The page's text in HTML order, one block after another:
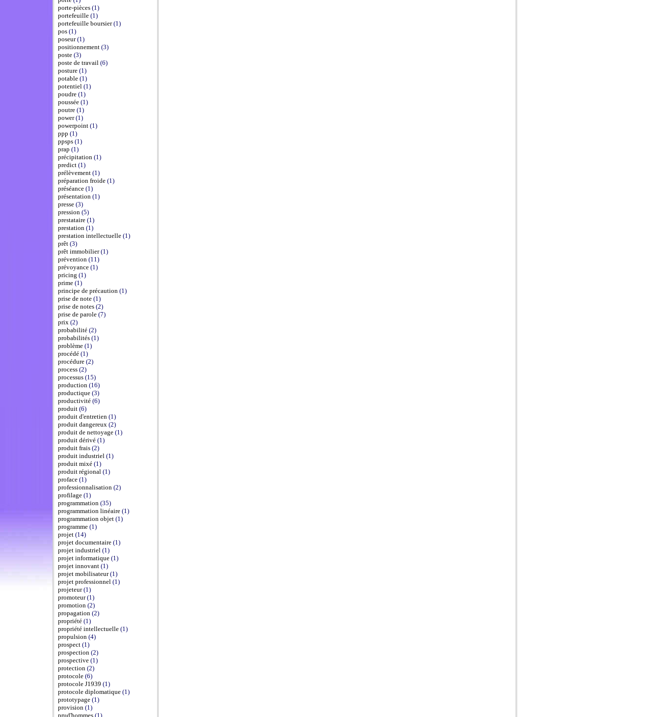
porte-pièces (1)
portefeuille (1)
portefeuille boursier(1)
pos (1)
poseur(1)
positionnement (3)
poste (3)
poste de travail (6)
posture (1)
potable (1)
potentiel (1)
poudre (1)
poussée (1)
poutre (1)
power(1)
powerpoint (1)
ppp (1)
ppsps (1)
prap (1)
précipitation (1)
predict (1)
prélèvement (1)
préparation froide (1)
préséance (1)
présentation (1)
presse (3)
pression (5)
prestataire (1)
prestation (1)
prestation intellectuelle (1)
prêt (3)
prêt immobilier(1)
prévention (11)
prévoyance (1)
pricing (1)
prime (1)
principe de précaution (1)
prise de note (1)
prise de notes (2)
prise de parole (7)
prix (2)
probabilité (2)
probabilités (1)
problème (1)
procédé (1)
procédure (2)
process (2)
processus (15)
production (16)
productique (3)
productivité (6)
produit (6)
produit d'entretien (1)
produit dangereux (2)
produit de nettoyage (1)
produit dérivé (1)
produit frais (2)
produit industriel (1)
produit mixé (1)
produit régional (1)
proface (1)
professionnalisation (2)
profilage (1)
programmation (35)
programmation linéaire (1)
programmation objet (1)
programme (1)
projet (14)
projet documentaire (1)
projet industriel (1)
projet informatique (1)
projet innovant (1)
projet mobilisateur(1)
projet professionnel (1)
projeteur(1)
promoteur(1)
promotion (2)
propagation (2)
propriété (1)
propriété intellectuelle (1)
propulsion (4)
prospect (1)
prospection (2)
prospective (1)
protection (2)
protocole (6)
protocole J1939 (1)
protocole diplomatique (1)
prototypage (1)
provision (1)
prud'hommes (1)